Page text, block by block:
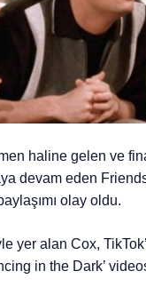
haline gelen ve
devam eden
olay oldu.
yer alan Cox,
in the Dark’